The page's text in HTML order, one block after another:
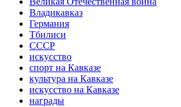
Владикавказ
Германия
Тбилиси
СССР
искусство
спорт на Кавказе
культура на Кавказе
искусство на Кавказе
награды